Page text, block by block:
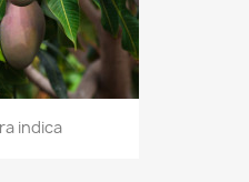
indica